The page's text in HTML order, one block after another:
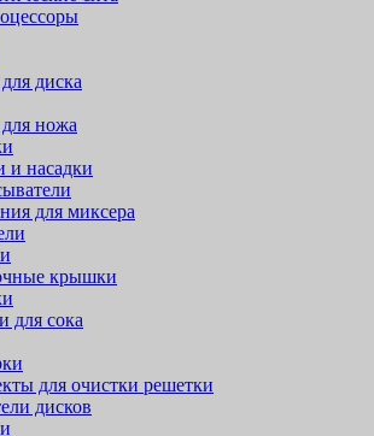
диска
ножа
и насадки
для миксера
крышки
для сока
для очистки решетки
дисков